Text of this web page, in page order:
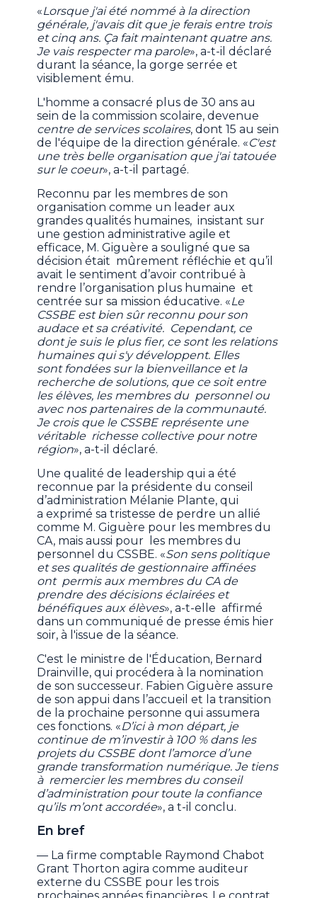
«Lorsque j'ai été nommé à la direction
générale, j'avais dit que je ferais entre trois
et cinq ans. Ça fait maintenant quatre ans.
Je vais respecter ma parole», a-t-il déclaré
durant la séance, la gorge serrée et
visiblement ému.
L'homme a consacré plus de 30 ans au
sein de la commission scolaire, devenue
centre de services scolaires, dont 15 au sein
de l'équipe de la direction générale. «C'est
une très belle organisation que j'ai tatouée
sur le coeur», a-t-il partagé.
Reconnu par les membres de son
organisation comme un leader aux
grandes qualités humaines, insistant sur
une gestion administrative agile et
efficace, M. Giguère a souligné que sa
décision était mûrement réfléchie et qu’il
avait le sentiment d’avoir contribué à
rendre l’organisation plus humaine et
centrée sur sa mission éducative. «Le
CSSBE est bien sûr reconnu pour son
audace et sa créativité. Cependant, ce
dont je suis le plus fier, ce sont les relations
humaines qui s'y développent. Elles
sont fondées sur la bienveillance et la
recherche de solutions, que ce soit entre
les élèves, les membres du personnel ou
avec nos partenaires de la communauté.
Je crois que le CSSBE représente une
véritable richesse collective pour notre
région», a-t-il déclaré.
Une qualité de leadership qui a été
reconnue par la présidente du conseil
d’administration Mélanie Plante, qui
a exprimé sa tristesse de perdre un allié
comme M. Giguère pour les membres du
CA, mais aussi pour les membres du
personnel du CSSBE. «Son sens politique
et ses qualités de gestionnaire affinées
ont permis aux membres du CA de
prendre des décisions éclairées et
bénéfiques aux élèves», a-t-elle affirmé
dans un communiqué de presse émis hier
soir, à l'issue de la séance.
C'est le ministre de l'Éducation, Bernard
Drainville, qui procédera à la nomination
de son successeur. Fabien Giguère assure
de son appui dans l’accueil et la transition
de la prochaine personne qui assumera
ces fonctions. «D’ici à mon départ, je
continue de m’investir à 100 % dans les
projets du CSSBE dont l’amorce d’une
grande transformation numérique. Je tiens
à remercier les membres du conseil
d’administration pour toute la confiance
qu’ils m’ont accordée», a t-il conclu.
En bref
— La firme comptable Raymond Chabot
Grant Thorton agira comme auditeur
externe du CSSBE pour les trois